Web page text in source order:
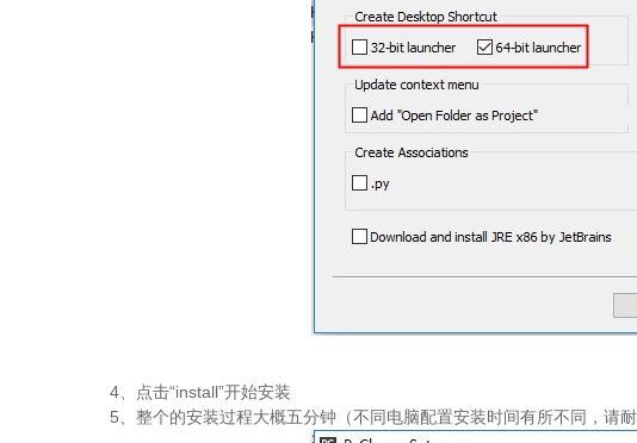
4、点击“install”开始安装
5、整个的安装过程大概五分钟（不同电脑配置安装时间有所不同，请耐